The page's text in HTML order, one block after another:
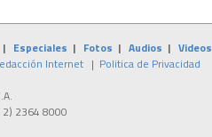
| Especiales | Fotos | Audios | Videos
Internet | Politica de Privacidad
2) 2364 8000